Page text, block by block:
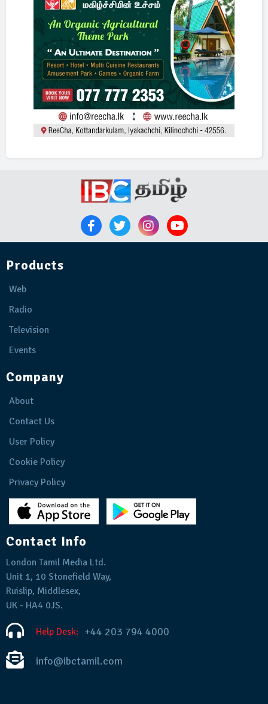
Products
Web
Radio
Television
Events
Company
About
Contact Us
User Policy
Cookie Policy
Privacy Policy
Contact Info
London Tamil Media Ltd.
Unit 1, 10 Stonefield Way,
Ruislip, Middlesex,
UK - HA4 0JS.
Help Desk: +44 203 794 4000
info@ibctamil.com